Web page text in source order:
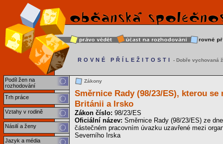
Podíl žen na
rozhodování
Trh práce
Vztahy v rodině
Násilí a ženy
Jazyk a média
ROVNÉ PŘÍLEŽITOSTI - Dobře vychovaná
Zákony
Směrnice Rady (98/23/ES), kterou
Británii a Irsko
Zákon číslo: 98/23/ES
Oficiální název: Směrnice Rady (98/23/ES) ze
částečném pracovním úvazku uzavřené mezi
Severního Irska